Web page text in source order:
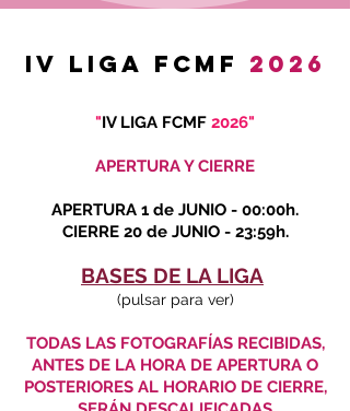
IV LIGA FCMF 2026
"IV LIGA FCMF 2026"
APERTURA Y CIERRE
APERTURA 1 de JUNIO - 00:00h.
CIERRE 20 de JUNIO - 23:59h.
BASES DE LA LIGA
(pulsar para ver)
TODAS LAS FOTOGRAFÍAS RECIBIDAS,
ANTES DE LA HORA DE APERTURA O
POSTERIORES AL HORARIO DE CIERRE,